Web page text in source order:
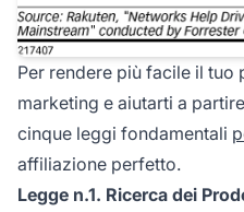
Per rendere più facile il tuo
marketing e aiutarti a
cinque leggi fondamentali
affiliazione perfetto.
Legge n.1. Ricerca dei